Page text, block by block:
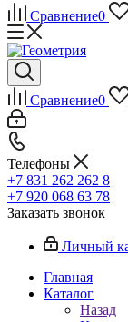
Сравнение0
Сравнение0
Телефоны
+7 831 262 262 8
+7 920 068 63 78
Заказать звонок
Личный
Главная
Каталог
Назад